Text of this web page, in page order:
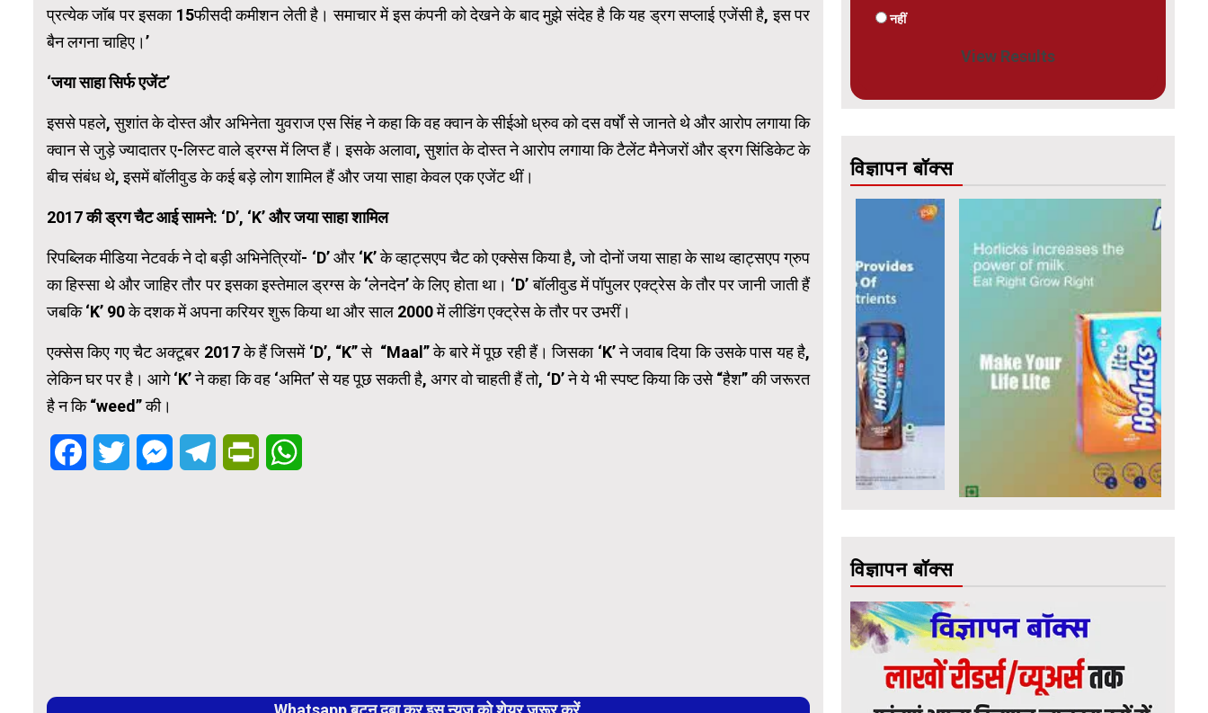
प्रत्येक जॉब पर इसका 15फीसदी कमीशन लेती है। समाचार में इस कंपनी को देखने के बाद मुझे संदेह है कि यह ड्रग सप्लाई एजेंसी है, इस पर
बैन लगना चाहिए।’
‘जया साहा सिर्फ एजेंट’
इससे पहले, सुशांत के दोस्त और अभिनेता युवराज एस सिंह ने कहा कि वह क्वान के सीईओ ध्रुव को दस वर्षों से जानते थे और आरोप लगाया कि
क्वान से जुड़े ज्यादातर ए-लिस्ट वाले ड्रग्स में लिप्त हैं। इसके अलावा, सुशांत के दोस्त ने आरोप लगाया कि टैलेंट मैनेजरों और ड्रग सिंडिकेट के
बीच संबंध थे, इसमें बॉलीवुड के कई बड़े लोग शामिल हैं और जया साहा केवल एक एजेंट थीं।
2017 की ड्रग चैट आई सामने: ‘D’, ‘K’ और जया साहा शामिल
रिपब्लिक मीडिया नेटवर्क ने दो बड़ी अभिनेत्रियों- ‘D’ और ‘K’ के व्हाट्सएप चैट को एक्सेस किया है, जो दोनों जया साहा के साथ व्हाट्सएप ग्रुप
का हिस्सा थे और जाहिर तौर पर इसका इस्तेमाल ड्रग्स के ‘लेनदेन’ के लिए होता था। ‘D’ बॉलीवुड में पॉपुलर एक्ट्रेस के तौर पर जानी जाती हैं
जबकि ‘K’ 90 के दशक में अपना करियर शुरू किया था और साल 2000 में लीडिंग एक्ट्रेस के तौर पर उभरीं।
एक्सेस किए गए चैट अक्टूबर 2017 के हैं जिसमें ‘D’, “K” से “Maal” के बारे में पूछ रही हैं। जिसका ‘K’ ने जवाब दिया कि उसके पास यह है,
लेकिन घर पर है। आगे ‘K’ ने कहा कि वह ‘अमित’ से यह पूछ सकती है, अगर वो चाहती हैं तो, ‘D’ ने ये भी स्पष्ट किया कि उसे “हैश” की जरूरत
है न कि “weed” की।
FacebookTwitter MessengerTelegramPrintFriendly
नहीं
View Results
विज्ञापन बॉक्स
विज्ञापन बॉक्स